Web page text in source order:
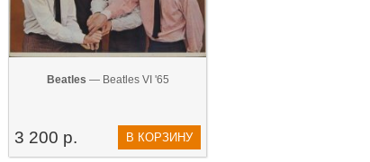
Beatles — Beatles VI '65
3 200 р. В КОРЗИНУ